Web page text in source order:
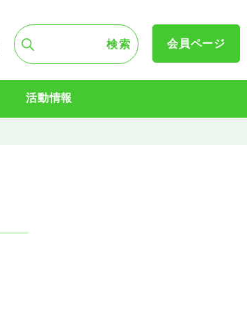
会員ページ
活動情報